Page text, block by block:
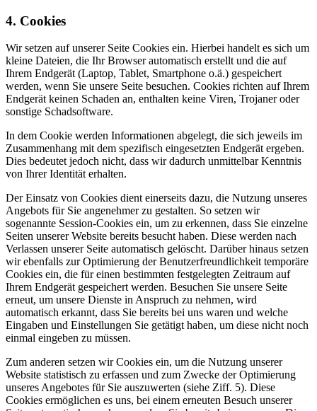
4. Cookies
Wir setzen auf unserer Seite Cookies ein. Hierbei handelt es sich um
kleine Dateien, die Ihr Browser automatisch erstellt und die auf
Ihrem Endgerät (Laptop, Tablet, Smartphone o.ä.) gespeichert
werden, wenn Sie unsere Seite besuchen. Cookies richten auf Ihrem
Endgerät keinen Schaden an, enthalten keine Viren, Trojaner oder
sonstige Schadsoftware.
In dem Cookie werden Informationen abgelegt, die sich jeweils im
Zusammenhang mit dem spezifisch eingesetzten Endgerät ergeben.
Dies bedeutet jedoch nicht, dass wir dadurch unmittelbar Kenntnis
von Ihrer Identität erhalten.
Der Einsatz von Cookies dient einerseits dazu, die Nutzung unseres
Angebots für Sie angenehmer zu gestalten. So setzen wir
sogenannte Session-Cookies ein, um zu erkennen, dass Sie einzelne
Seiten unserer Website bereits besucht haben. Diese werden nach
Verlassen unserer Seite automatisch gelöscht. Darüber hinaus setzen
wir ebenfalls zur Optimierung der Benutzerfreundlichkeit temporäre
Cookies ein, die für einen bestimmten festgelegten Zeitraum auf
Ihrem Endgerät gespeichert werden. Besuchen Sie unsere Seite
erneut, um unsere Dienste in Anspruch zu nehmen, wird
automatisch erkannt, dass Sie bereits bei uns waren und welche
Eingaben und Einstellungen Sie getätigt haben, um diese nicht noch
einmal eingeben zu müssen.
Zum anderen setzen wir Cookies ein, um die Nutzung unserer
Website statistisch zu erfassen und zum Zwecke der Optimierung
unseres Angebotes für Sie auszuwerten (siehe Ziff. 5). Diese
Cookies ermöglichen es uns, bei einem erneuten Besuch unserer